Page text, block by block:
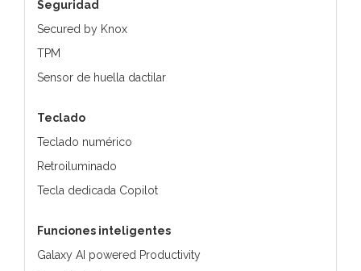
Seguridad
Secured by Knox
TPM
Sensor de huella dactilar
Teclado
Teclado numérico
Retroiluminado
Tecla dedicada Copilot
Funciones inteligentes
Galaxy AI powered Productivity